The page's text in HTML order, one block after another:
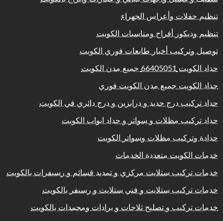
تنظيم حفلات وأعراس الجهراء
تنظيم وديكور أفراح ومناسبات الكويت
توصيل وتركيب أخبار طابعات فوري الكويت
حداد الكويت 66405051 جميع مدن الكويت
حداد الكويت جميع مدن الكويت فوري
حداد تركيب درج حديد و درابزين و درج دائري في الكويت
حداد تركيب مظلات و سواتر و حداد ابواب الكويت
حدادة وتركيب مظلات وسواتر الكويت
خدمات الكويت متعددة الخدمات
خدمات تركيب ستلايت مركزي و تمديد قسائم و رسيفرات بالكويت
خدمات تركيب ستلايت و فني ستلايت و رسيفر بالكويت
خدمات تركيب و تصليح ثلاجات و برادات ومجمدات بالكويت